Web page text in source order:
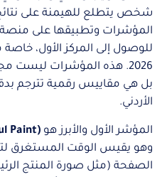
شخص يتطلع للهيمنة على
المؤشرات وتطبيقها على منصة
للوصول إلى المركز الأول،
2026. هذه المؤشرات ليست
بل هي مقاييس رقمية تترجم
الأردني.
المؤشر الأول والأبرز هو Paint)
وهو يقيس الوقت المستغرق
الصفحة (مثل صورة المنتج